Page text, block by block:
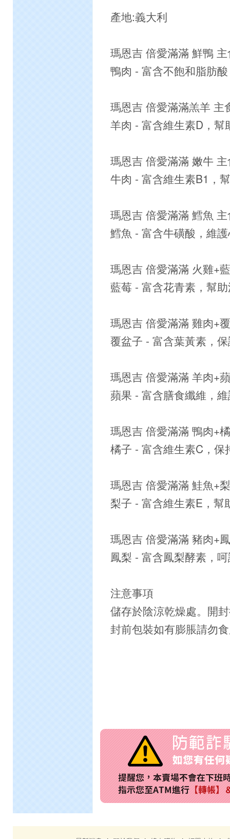
產地:義大利
瑪恩吉 倍愛滿滿 鮮鴨
鴨肉 - 富含不飽和脂肪
瑪恩吉 倍愛滿滿羔羊 主
羊肉 - 富含維生素D，幫
瑪恩吉 倍愛滿滿 嫩牛
牛肉 - 富含維生素B1，
瑪恩吉 倍愛滿滿 鱈魚
鱈魚 - 富含牛磺酸，維
瑪恩吉 倍愛滿滿 火雞+
藍莓 - 富含花青素，幫
瑪恩吉 倍愛滿滿 雞肉+
覆盆子 - 富含葉黃素，
瑪恩吉 倍愛滿滿 羊肉+
蘋果 - 富含膳食纖維，
瑪恩吉 倍愛滿滿 鴨肉+
橘子 - 富含維生素C，保
瑪恩吉 倍愛滿滿 鮭魚+
梨子 - 富含維生素E，幫
瑪恩吉 倍愛滿滿 豬肉+
鳳梨 - 富含鳳梨酵素，
注意事項
儲存於陰涼乾燥處。開
封前包裝如有膨脹請勿